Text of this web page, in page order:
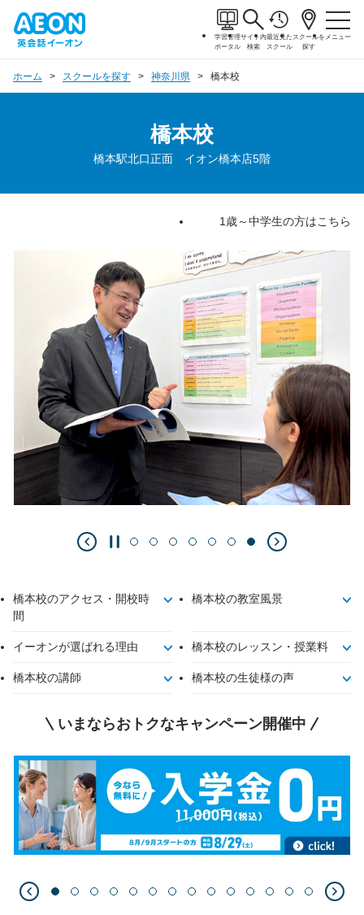
学習管理
ポータル
サイト内
検索
最近見た
スクール
スクールを
探す
メニュー
ホーム スクールを探す 神奈川県 橋本校
橋本校
橋本駅北口正面 イオン橋本店5階
1歳～中学生の方はこちら
橋本校のアクセス・開校時
間
橋本校の教室風景
イーオンが選ばれる理由 橋本校のレッスン・授業料
橋本校の講師 橋本校の生徒様の声
いまならおトクなキャンペーン開催中